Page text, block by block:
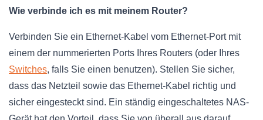
Wie verbinde ich es mit meinem Router?
Verbinden Sie ein Ethernet-Kabel vom Ethernet-Port mit
einem der nummerierten Ports Ihres Routers (oder Ihres
Switches, falls Sie einen benutzen). Stellen Sie sicher,
dass das Netzteil sowie das Ethernet-Kabel richtig und
sicher eingesteckt sind. Ein ständig eingeschaltetes NAS-